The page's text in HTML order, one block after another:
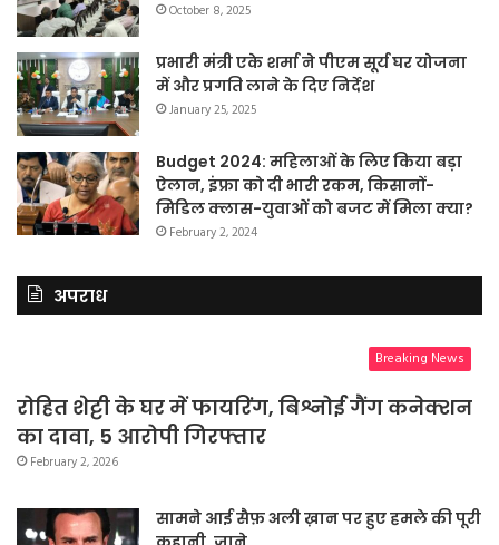
October 8, 2025
प्रभारी मंत्री एके शर्मा ने पीएम सूर्य घर योजना
में और प्रगति लाने के दिए निर्देश
January 25, 2025
Budget 2024: महिलाओं के लिए किया बड़ा
ऐलान, इंफ्रा को दी भारी रकम, किसानों-
मिडिल क्लास-युवाओं को बजट में मिला क्या?
February 2, 2024
अपराध
Breaking News
रोहित शेट्टी के घर में फायरिंग, बिश्नोई गैंग कनेक्शन
का दावा, 5 आरोपी गिरफ्तार
February 2, 2026
सामने आई सैफ़ अली ख़ान पर हुए हमले की पूरी